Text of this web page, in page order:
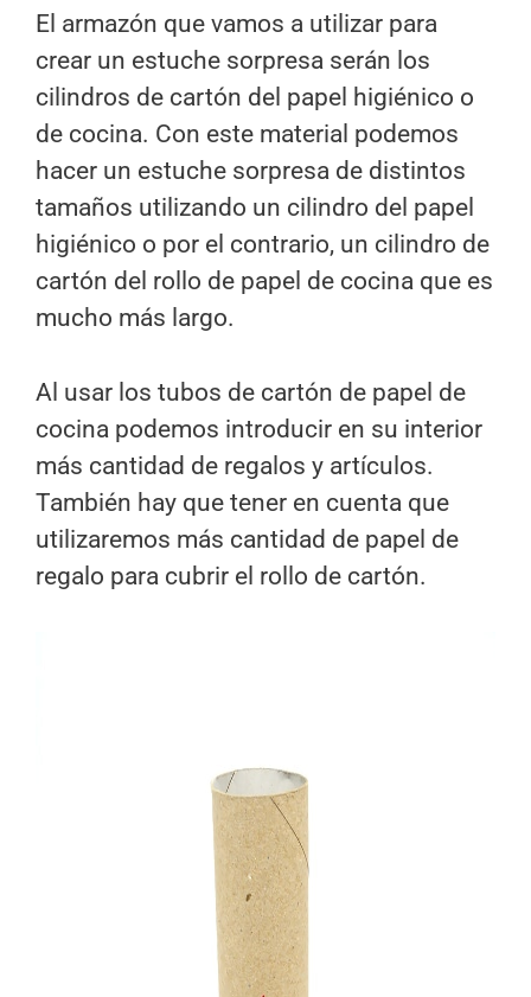
El armazón que vamos a utilizar para
crear un estuche sorpresa serán los
cilindros de cartón del papel higiénico o
de cocina. Con este material podemos
hacer un estuche sorpresa de distintos
tamaños utilizando un cilindro del papel
higiénico o por el contrario, un cilindro de
cartón del rollo de papel de cocina que es
mucho más largo.
Al usar los tubos de cartón de papel de
cocina podemos introducir en su interior
más cantidad de regalos y artículos.
También hay que tener en cuenta que
utilizaremos más cantidad de papel de
regalo para cubrir el rollo de cartón.